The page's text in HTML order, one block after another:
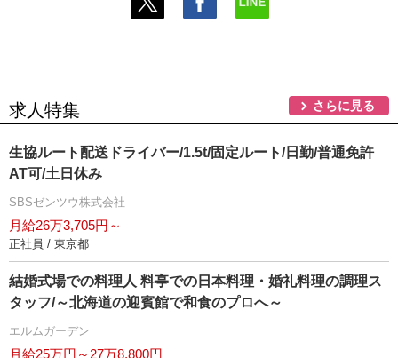
求人特集 さらに見る
生協ルート配送ドライバー/1.5t/固定ルート/日勤/普通免許
AT可/土日休み
SBSゼンツウ株式会社
月給26万3,705円～
正社員 / 東京都
結婚式場での料理人 料亭での日本料理・婚礼料理の調理ス
タッフ/～北海道の迎賓館で和食のプロへ～
エルムガーデン
月給25万円～27万8,800円